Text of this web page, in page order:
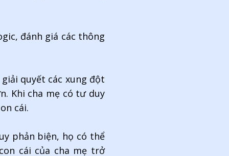
đánh giá các thông
quyết các xung đột
Khi cha mẹ có tư duy
cái.
phản biện, họ có thể
cái của cha mẹ trở